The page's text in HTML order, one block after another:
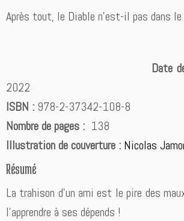
Après tout, le Diable n’est-il pas dans
Date
2022
ISBN : 978-2-37342-108-8
Nombre de pages : 138
Illustration de couverture : Nicolas
Résumé
La trahison d’un ami est le pire des
l’apprendre à ses dépends !